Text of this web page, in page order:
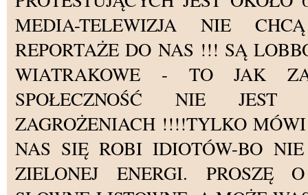
MEDIA-TELEWIZJA NIE
REPORTAŻE DO NAS !!! SĄ
WIATRAKOWE - TO JAK
SPOŁECZNOŚĆ NIE JEST
ZAGROŻENIACH !!!!TYLKO
NAS SIĘ ROBI IDIOTÓW-BO
ZIELONEJ ENERGI. PROSZĘ